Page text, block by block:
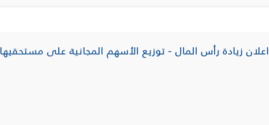
اعلان زيادة رأس المال - توزيع الأسهم المجانية على مستحقيها